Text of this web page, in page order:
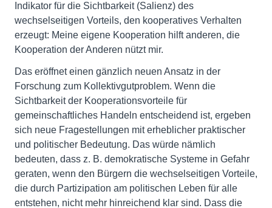
Indikator für die Sichtbarkeit (Salienz) des
wechselseitigen Vorteils, den kooperatives Verhalten
erzeugt: Meine eigene Kooperation hilft anderen, die
Kooperation der Anderen nützt mir.
Das eröffnet einen gänzlich neuen Ansatz in der
Forschung zum Kollektivgutproblem. Wenn die
Sichtbarkeit der Kooperationsvorteile für
gemeinschaftliches Handeln entscheidend ist, ergeben
sich neue Fragestellungen mit erheblicher praktischer
und politischer Bedeutung. Das würde nämlich
bedeuten, dass z. B. demokratische Systeme in Gefahr
geraten, wenn den Bürgern die wechselseitigen Vorteile,
die durch Partizipation am politischen Leben für alle
entstehen, nicht mehr hinreichend klar sind. Dass die